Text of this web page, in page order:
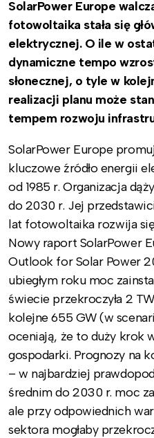
SolarPower Europe
fotowoltaika stała się
elektrycznej. O ile w
dynamiczne tempo
słonecznej, o tyle w
realizacji planu może
tempem rozwoju
SolarPower Europe
kluczowe źródło energii
od 1985 r. Organizacja
do 2030 r. Jej
lat fotowoltaika rozwija
Nowy raport SolarPower
Outlook for Solar Power
ubiegłym roku moc
świecie przekroczyła 2
kolejne 655 GW (w
oceniają, że to duży krok
gospodarki. Prognozy na
– w najbardziej
średnim do 2030 r. moc
ale przy odpowiednich
sektora mogłaby